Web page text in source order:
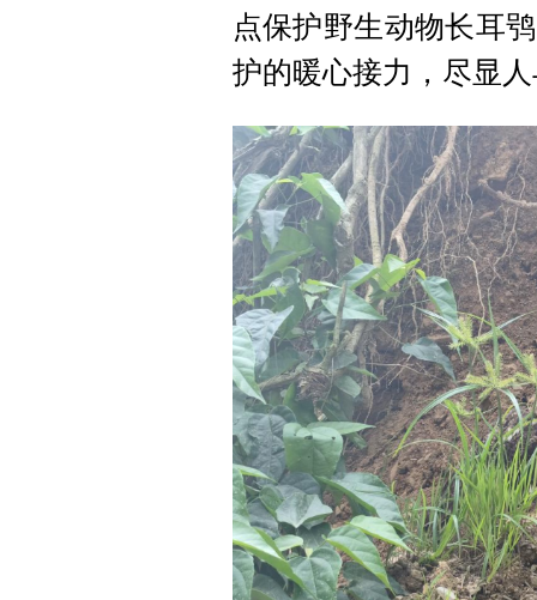
点保护野生动物长耳
护的暖心接力，尽显